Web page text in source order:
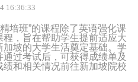
16:36:33
培班”的课程除了英语强化课
，旨在帮助学生提前适应大
坡的大学生活奠定基础。学
过考试后，可获得成绩单及
和相关情况前往新加坡院校